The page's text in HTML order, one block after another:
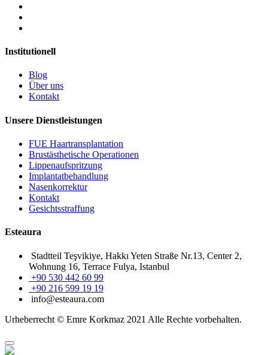
Institutionell
Blog
Über uns
Kontakt
Unsere Dienstleistungen
FUE Haartransplantation
Brustästhetische Operationen
Lippenaufspritzung
Implantatbehandlung
Nasenkorrektur
Kontakt
Gesichtsstraffung
Esteaura
Stadtteil Teşvikiye, Hakkı Yeten Straße Nr.13, Center 2,
Wohnung 16, Terrace Fulya, Istanbul
+90 530 442 60 99
+90 216 599 19 19
info@esteaura.com
Urheberrecht © Emre Korkmaz 2021 Alle Rechte vorbehalten.